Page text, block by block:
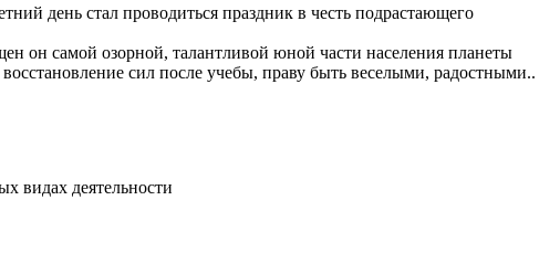
день стал проводиться праздник в честь подрастающего
он самой озорной, талантливой юной части населения планеты
сил после учебы, праву быть веселыми, радостными..
видах деятельности